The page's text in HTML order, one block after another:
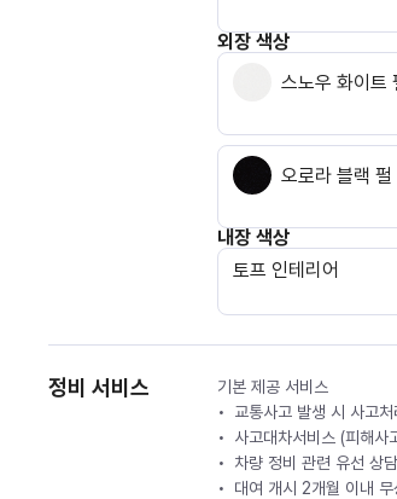
외장 색상
스노우 화이트
오로라 블랙
내장 색상
토프 인테리어
정비 서비스
기본 제공 서비스
교통사고 발생 시 사고
사고대차서비스 (피해사
차량 정비 관련 유선 상
대여 개시 2개월 이내